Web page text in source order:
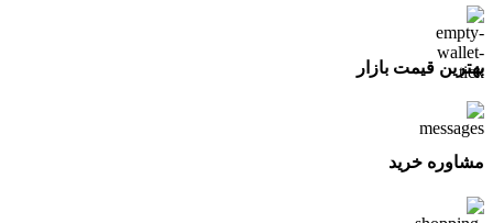
بهترین قیمت بازار
مشاوره خرید